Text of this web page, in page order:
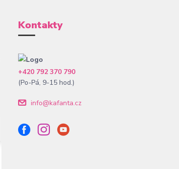
Kontakty
+420 792 370 790
(Po-Pá, 9-15 hod.)
info@kafanta.cz